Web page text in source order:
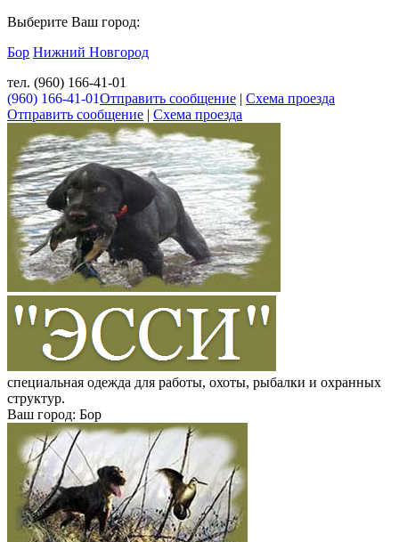
Выберите Ваш город:
Бор Нижний Новгород
тел. (960) 166-41-01
(960) 166-41-01Отправить сообщение | Схема проезда
Отправить сообщение | Схема проезда
специальная одежда для работы, охоты, рыбалки и охранных
структур.
Ваш город: Бор